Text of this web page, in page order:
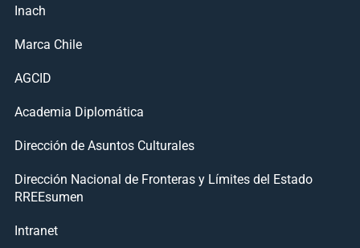
Inach
Marca Chile
AGCID
Academia Diplomática
Dirección de Asuntos Culturales
Dirección Nacional de Fronteras y Límites del Estado
RREEsumen
Intranet